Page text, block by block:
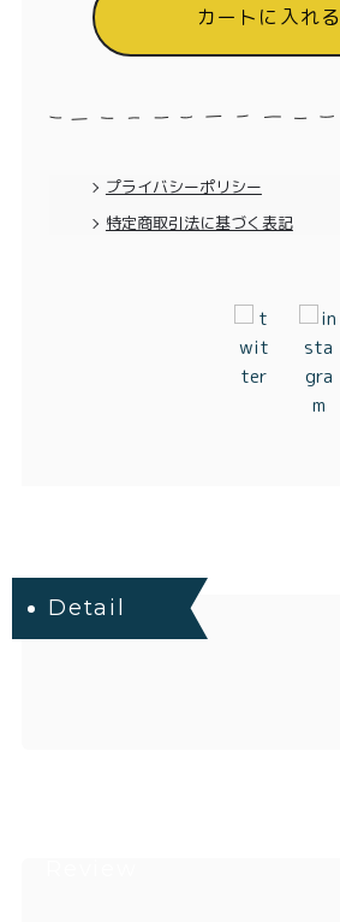
カートに入れる
プライバシーポリシー
特定商取引法に基づく表記
Detail